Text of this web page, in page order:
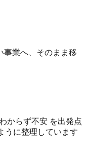
業へ、そのまま移
からず不安 を出発点
うに整理しています